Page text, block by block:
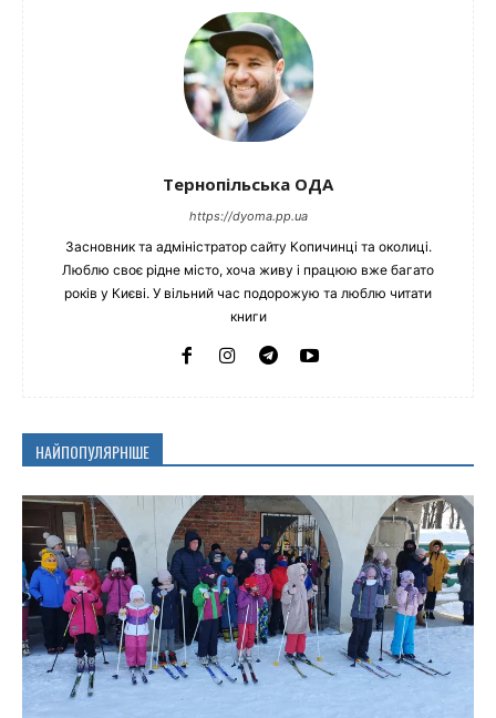
Тернопільська ОДА
https://dyoma.pp.ua
Засновник та адміністратор сайту Копичинці та околиці.
Люблю своє рідне місто, хоча живу і працюю вже багато
років у Києві. У вільний час подорожую та люблю читати
книги
НАЙПОПУЛЯРНІШЕ